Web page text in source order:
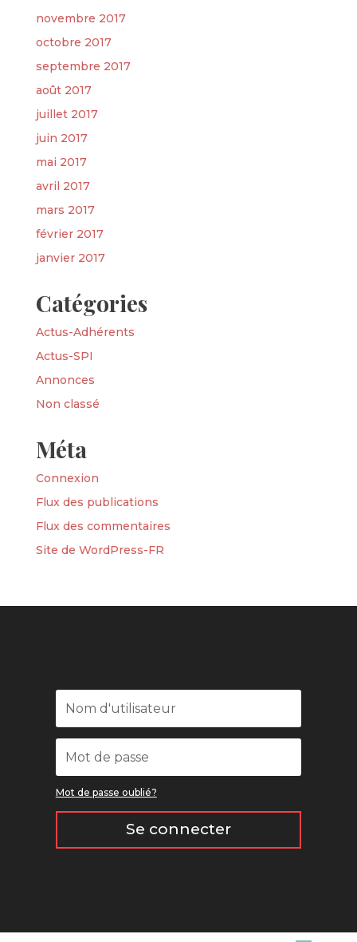
novembre 2017
octobre 2017
septembre 2017
août 2017
juillet 2017
juin 2017
mai 2017
avril 2017
mars 2017
février 2017
janvier 2017
Catégories
Actus-Adhérents
Actus-SPI
Annonces
Non classé
Méta
Connexion
Flux des publications
Flux des commentaires
Site de WordPress-FR
Mot de passe oublié?
Se connecter